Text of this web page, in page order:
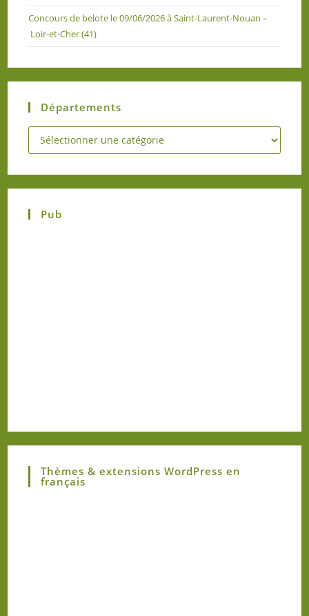
Concours de belote le 09/06/2026 à Saint-Laurent-Nouan –
Loir-et-Cher (41)
Départements
Pub
Thèmes & extensions WordPress en
français